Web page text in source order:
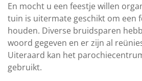
En mocht u een feestje willen
tuin is uitermate geschikt om een
houden. Diverse bruidsparen
woord gegeven en er zijn al
Uiteraard kan het
gebruikt.